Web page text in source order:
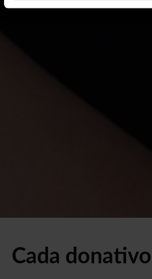
Cada